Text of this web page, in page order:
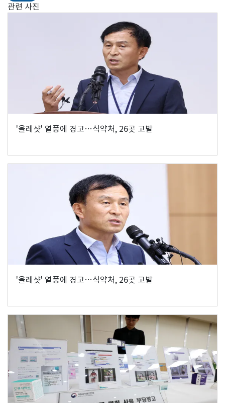
관련 사진
'올레샷' 열풍에 경고…식약처, 26곳 고발
'올레샷' 열풍에 경고…식약처, 26곳 고발